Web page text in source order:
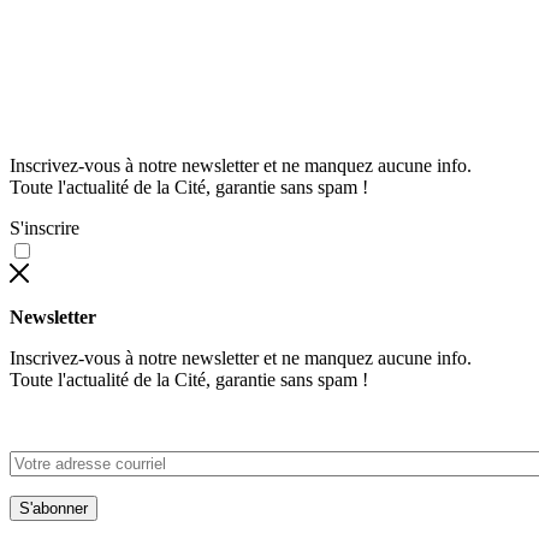
Inscrivez-vous à notre newsletter et ne manquez aucune info.
Toute l'actualité de la Cité, garantie sans spam !
S'inscrire
Newsletter
Inscrivez-vous à notre newsletter et ne manquez aucune info.
Toute l'actualité de la Cité, garantie sans spam !
S'abonner